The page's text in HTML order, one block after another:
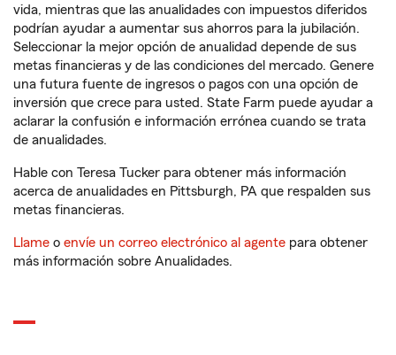
vida, mientras que las anualidades con impuestos diferidos
podrían ayudar a aumentar sus ahorros para la jubilación.
Seleccionar la mejor opción de anualidad depende de sus
metas financieras y de las condiciones del mercado. Genere
una futura fuente de ingresos o pagos con una opción de
inversión que crece para usted. State Farm puede ayudar a
aclarar la confusión e información errónea cuando se trata
de anualidades.
Hable con Teresa Tucker para obtener más información
acerca de anualidades en Pittsburgh, PA que respalden sus
metas financieras.
Llame o envíe un correo electrónico al agente para obtener
más información sobre Anualidades.